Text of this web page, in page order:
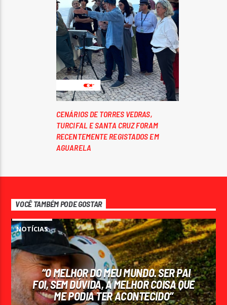
CENÁRIOS DE TORRES VEDRAS,
TURCIFAL E SANTA CRUZ FORAM
RECENTEMENTE REGISTADOS EM
AGUARELA
VOCÊ TAMBÉM PODE GOSTAR
NOTÍCIAS
“O MELHOR DO MEU MUNDO. SER PAI
FOI, SEM DÚVIDA, A MELHOR COISA QUE
ME PODIA TER ACONTECIDO”